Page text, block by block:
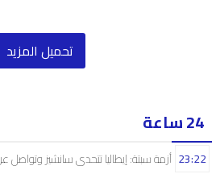
تحميل المزيد
24 ساعة
أزمة سبتة: إيطاليا تتحدى سانشيز وتواصل 23:22